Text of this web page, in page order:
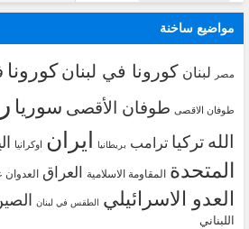
مواضيع ساخنة
مصر لبنان كورونا في لبنانكورونا
طوفان الاقصى طوفان الأقصى سوريا
الله تركيا ترامب بريطانيا ايران اوكرانيا
المتحدة
المقاومة الاسلامية العراق
العدو الاسرائيلي الطقس في لبنان
اللبناني